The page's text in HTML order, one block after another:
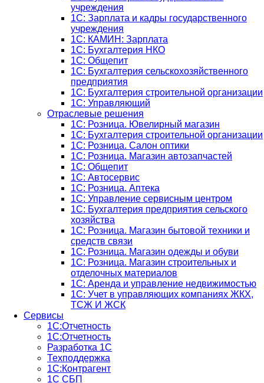
учреждения
1C: Зарплата и кадры государственного
учреждения
1C: КАМИН: Зарплата
1C: Бухгалтерия НКО
1С: Общепит
1С: Бухгалтерия сельскохозяйст­венного
предприятия
1С: Бухгалтерия строительной организации
1С: Управляющий
Отраслевые решения
1С: Розница. Ювелирный магазин
1С: Бухгалтерия строительной организации
1С: Розница. Салон оптики
1С: Розница. Магазин автозапчастей
1C: Общепит
1С: Автосервис
1С: Розница. Аптека
1С: Управление сервисным центром
1С: Бухгалтерия предприятия сельского
хозяйства
1С: Розница. Магазин бытовой техники и
средств связи
1С: Розница. Магазин одежды и обуви
1С: Розница. Магазин строительных и
отделочных материалов
1С: Аренда и управление недвижимостью
1C: Учет в управляющих компаниях ЖКХ,
ТСЖ И ЖСК
Сервисы
1С:Отчетность
1С:Отчетность
Разработка 1С
Техподдержка
1С:Контрагент
1С СБП